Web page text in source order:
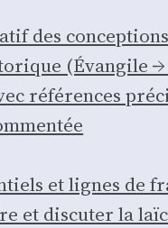
des
(Évan­gile →
réfé­rences
et lignes de
et dis­cu­ter la